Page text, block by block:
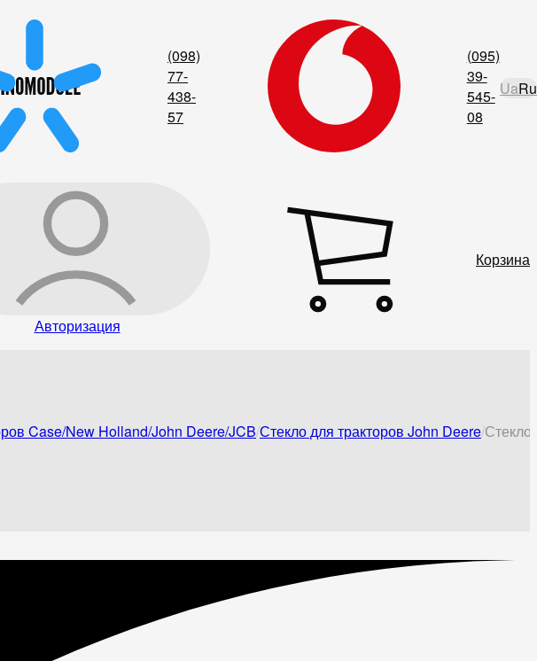
(098)
77-
438-
57
(095)
39-
545-
08
UaRu
Авторизация
Корзина
Case/New Holland/John Deere/JCB Стекло для тракторов John Deere Стекло